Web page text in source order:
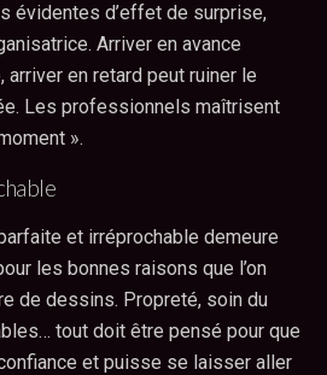
évidentes d’effet de surprise,
Arriver en avance
en retard peut ruiner le
Les professionnels maîtrisent
».
et irréprochable demeure
les bonnes raisons que l’on
de dessins. Propreté, soin du
tout doit être pensé pour que
et puisse se laisser aller